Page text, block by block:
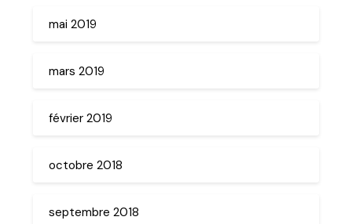
mai 2019
mars 2019
février 2019
octobre 2018
septembre 2018